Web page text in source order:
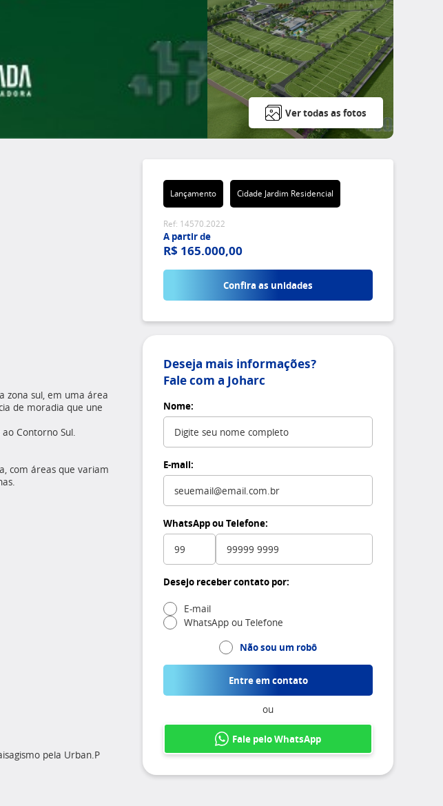
Ver todas as fotos
Lançamento Cidade Jardim Residencial
Ref: 14570.2022
A partir de
R$ 165.000,00
Confira as unidades
Deseja mais informações?
Fale com a Joharc
Nome:
E-mail:
WhatsApp ou Telefone:
Desejo receber contato por:
E-mail
WhatsApp ou Telefone
Não sou um robô
Entre em contato
ou
Fale pelo WhatsApp
zona sul, em uma área
de moradia que une
Contorno Sul.
com áreas que variam
pela Urban.P